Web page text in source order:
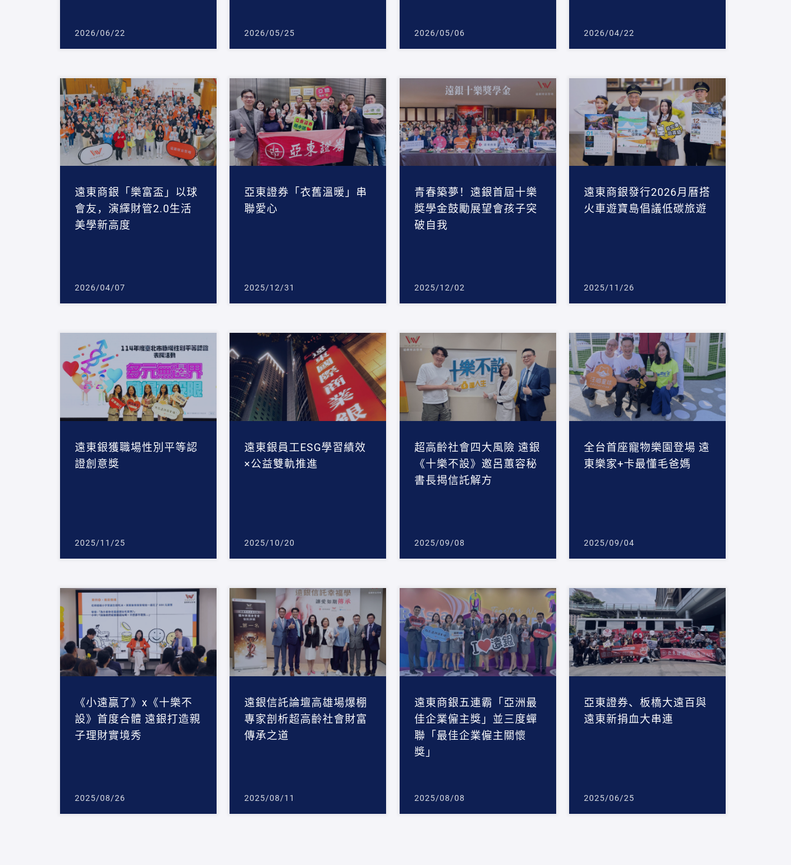
2026/06/22 2026/05/25 2026/05/06 2026/04/22
遠東商銀「樂富盃」以球
會友，演繹財管2.0生活
美學新高度
2026/04/07
亞東證券「衣舊溫暖」串
聯愛心
2025/12/31
青春築夢！遠銀首屆十樂
獎學金鼓勵展望會孩子突
破自我
2025/12/02
遠東商銀發行2026月曆搭
火車遊寶島倡議低碳旅遊
2025/11/26
遠東銀獲職場性別平等認
證創意獎
2025/11/25
遠東銀員工ESG學習績效
×公益雙軌推進
2025/10/20
超高齡社會四大風險 遠銀
《十樂不設》邀呂蕙容秘
書長揭信託解方
2025/09/08
全台首座寵物樂園登場 遠
東樂家+卡最懂毛爸媽
2025/09/04
《小遠贏了》x《十樂不
設》首度合體 遠銀打造親
子理財實境秀
2025/08/26
遠銀信託論壇高雄場爆棚
專家剖析超高齡社會財富
傳承之道
2025/08/11
遠東商銀五連霸「亞洲最
佳企業僱主獎」並三度蟬
聯「最佳企業僱主關懷
獎」
2025/08/08
亞東證券、板橋大遠百與
遠東新捐血大串連
2025/06/25